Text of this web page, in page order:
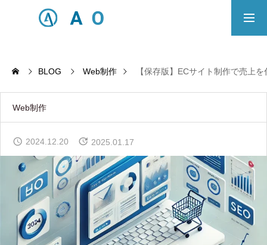
ECサイト制作対応エリア
Principle
あっ！と おどろく、みらいをつくる。
SERVICE
事業概要
COMPANY
BLOG Web制作 【保存版】ECサイト制作で売上
Web制作
2024.12.20 2025.01.17